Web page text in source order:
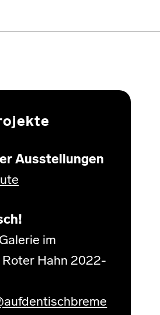
Ausstellungen
im
Hahn 2022-